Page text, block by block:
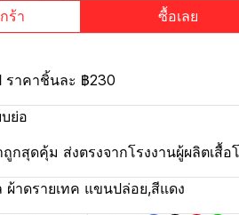
ร้า ซื้อเลย
ราคาชิ้นละ ฿230
ย่อ
ถูกสุดคุ้ม ส่งตรงจากโรงงานผู้ผลิตเสื้อ
ผ้าดรายเทค แขนปล่อย,สีแดง